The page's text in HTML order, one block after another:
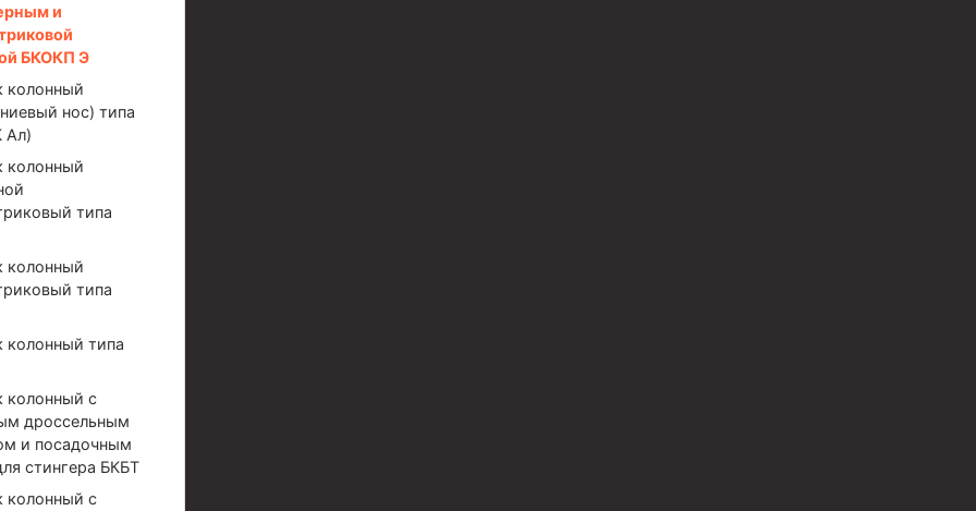
и очистки бурового раствора
скважин УЭЦС
и
БКОКП Э
колонный
нос) типа
Ал)
колонный
типа
колонный
типа
колонный типа
колонный с
дроссельным
и посадочным
стингера БКБТ
колонный с